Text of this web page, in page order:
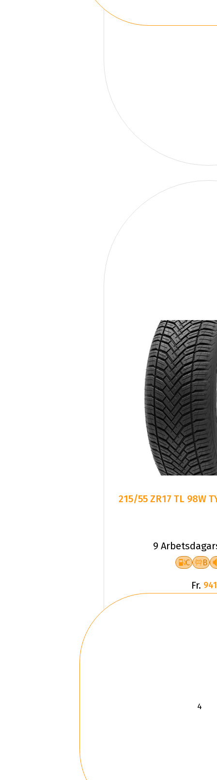
215/55 ZR17 TL 98W
9
C B
Fr.